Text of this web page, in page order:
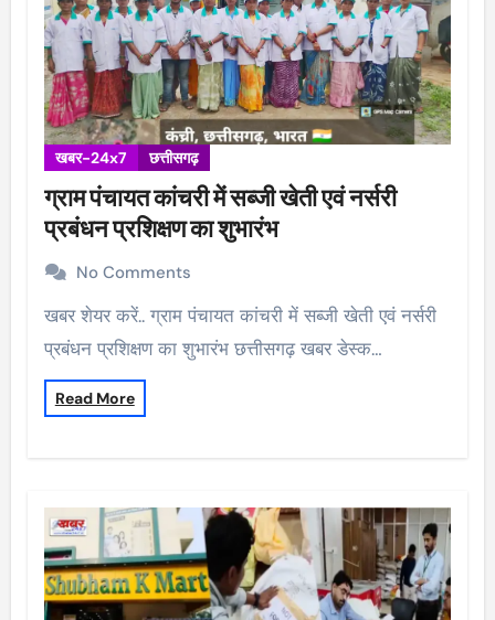
खबर-24x7 छत्तीसगढ़
ग्राम पंचायत कांचरी में सब्जी खेती एवं नर्सरी
प्रबंधन प्रशिक्षण का शुभारंभ
No Comments
खबर शेयर करें.. ग्राम पंचायत कांचरी में सब्जी खेती एवं नर्सरी
प्रबंधन प्रशिक्षण का शुभारंभ छत्तीसगढ़ खबर डेस्क…
Read More